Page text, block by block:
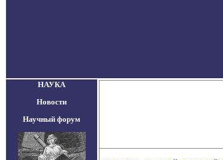
НАУКА
Новости
Научный форум